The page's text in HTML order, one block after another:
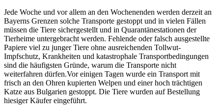
Jede Woche und vor allem an den Wochenenden werden derzeit an
Bayerns Grenzen solche Transporte gestoppt und in vielen Fällen
müssen die Tiere sichergestellt und in Quarantänestationen der
Tierheime untergebracht werden. Fehlende oder falsch ausgestellte
Papiere viel zu junger Tiere ohne ausreichenden Tollwut-
Impfschutz, Krankheiten und katastrophale Transportbedingungen
sind die häufigsten Gründe, warum die Transporte nicht
weiterfahren dürfen.Vor einigen Tagen wurde ein Transport mit
frisch an den Ohren kupierten Welpen und einer hoch trächtigen
Katze aus Bulgarien gestoppt. Die Tiere wurden auf Bestellung
hiesiger Käufer eingeführt.